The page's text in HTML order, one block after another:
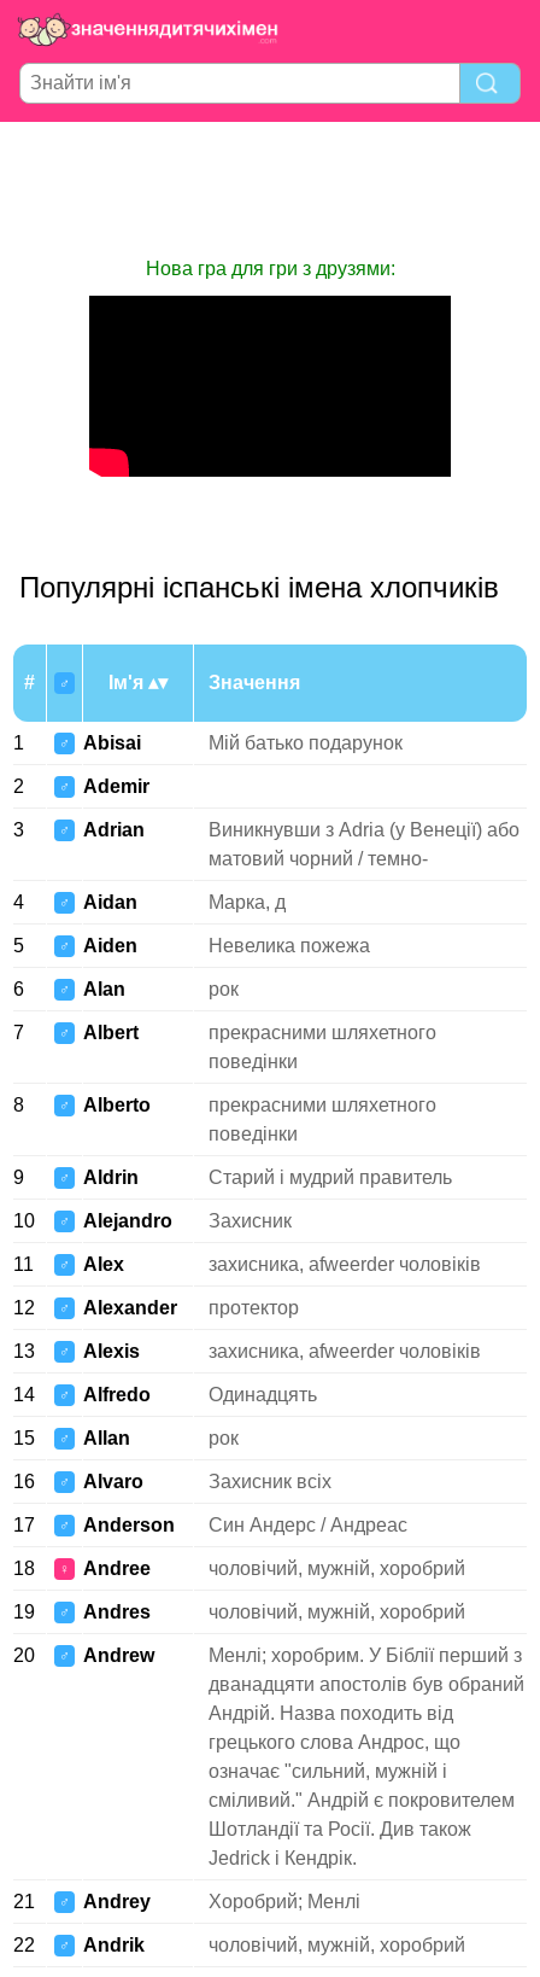
Нова гра для гри з друзями:
Популярні іспанські імена хлопчиків
# ♂ Ім'я Значення
1 ♂ Abisai Мій батько подарунок
2 ♂ Ademir
3 ♂ Adrian
Виникнувши з Adria (у Венеції) або
матовий чорний / темно-
4 ♂ Aidan Марка, д
5 ♂ Aiden Невелика пожежа
6 ♂ Alan рок
7 ♂ Albert
прекрасними шляхетного
поведінки
8 ♂ Alberto
прекрасними шляхетного
поведінки
9 ♂ Aldrin Старий і мудрий правитель
10 ♂ Alejandro Захисник
11 ♂ Alex захисника, afweerder чоловіків
12 ♂ Alexander протектор
13 ♂ Alexis захисника, afweerder чоловіків
14 ♂ Alfredo Одинадцять
15 ♂ Allan рок
16 ♂ Alvaro Захисник всіх
17 ♂ Anderson Син Андерс / Андреас
18 ♀ Andree чоловічий, мужній, хоробрий
19 ♂ Andres чоловічий, мужній, хоробрий
20 ♂ Andrew
Менлі; хоробрим. У Біблії перший з
дванадцяти апостолів був обраний
Андрій. Назва походить від
грецького слова Андрос, що
означає "сильний, мужній і
сміливий." Андрій є покровителем
Шотландії та Росії. Див також
Jedrick і Кендрік.
21 ♂ Andrey Хоробрий; Менлі
22 ♂ Andrik чоловічий, мужній, хоробрий